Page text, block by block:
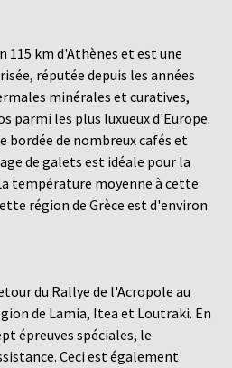
115 km d'Athènes et est une
réputée depuis les années
minérales et curatives,
parmi les plus luxueux d'Europe.
bordée de nombreux cafés et
de galets est idéale pour la
température moyenne à cette
région de Grèce est d'environ
du Rallye de l'Acropole au
de Lamia, Itea et Loutraki. En
épreuves spéciales, le
Ceci est également